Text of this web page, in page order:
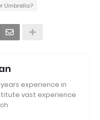
Umbrella?
years experience in
vast experience